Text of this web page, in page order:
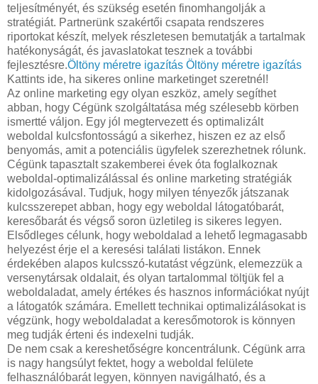
teljesítményét, és szükség esetén finomhangolják a
stratégiát. Partnerünk szakértői csapata rendszeres
riportokat készít, melyek részletesen bemutatják a tartalmak
hatékonyságát, és javaslatokat tesznek a további
fejlesztésre.Öltöny méretre igazítás Öltöny méretre igazítás
Kattints ide, ha sikeres online marketinget szeretnél!
Az online marketing egy olyan eszköz, amely segíthet
abban, hogy Cégünk szolgáltatása még szélesebb körben
ismertté váljon. Egy jól megtervezett és optimalizált
weboldal kulcsfontosságú a sikerhez, hiszen ez az első
benyomás, amit a potenciális ügyfelek szerezhetnek rólunk.
Cégünk tapasztalt szakemberei évek óta foglalkoznak
weboldal-optimalizálással és online marketing stratégiák
kidolgozásával. Tudjuk, hogy milyen tényezők játszanak
kulcsszerepet abban, hogy egy weboldal látogatóbarát,
keresőbarát és végső soron üzletileg is sikeres legyen.
Elsődleges célunk, hogy weboldalad a lehető legmagasabb
helyezést érje el a keresési találati listákon. Ennek
érdekében alapos kulcsszó-kutatást végzünk, elemezzük a
versenytársak oldalait, és olyan tartalommal töltjük fel a
weboldaladat, amely értékes és hasznos információkat nyújt
a látogatók számára. Emellett technikai optimalizálásokat is
végzünk, hogy weboldaladat a keresőmotorok is könnyen
meg tudják érteni és indexelni tudják.
De nem csak a kereshetőségre koncentrálunk. Cégünk arra
is nagy hangsúlyt fektet, hogy a weboldal felülete
felhasználóbarát legyen, könnyen navigálható, és a